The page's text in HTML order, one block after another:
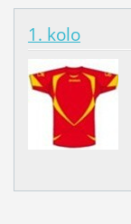
1. kolo